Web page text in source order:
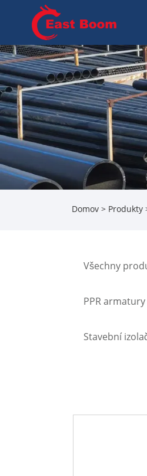
Domov > Produkty
Všechny
PPR armatury
Stavební